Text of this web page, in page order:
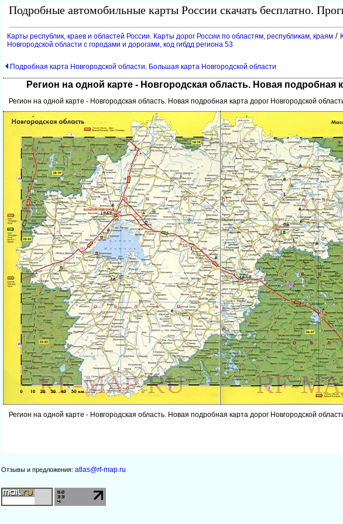
Подробные автомобильные карты России скачать бесплатно.
Карты республик, краев и областей России. Карты дорог России по областям, республикам, краям /
Новгородской области с городами и дорогами, код гибдд региона 53
Подробная карта Новгородской области. Большая карта Новгородской области
Регион на одной карте - Новгородская область. Новая
Регион на одной карте - Новгородская область. Новая подробная карта дорог Новгородской
Регион на одной карте - Новгородская область. Новая подробная карта дорог Новгородской
Отзывы и предложения: atlas@rf-map.ru